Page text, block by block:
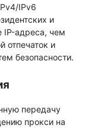
IPv6
и
IP-адреса, чем
отпечаток и
безопасности.
передачу
прокси на